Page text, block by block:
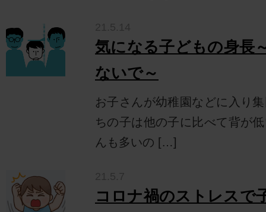
気になる子どもの身長
ないで～
お子さんが幼稚園などに入り
ちの子は他の子に比べて背が
んも多いの […]
コロナ禍のストレスで